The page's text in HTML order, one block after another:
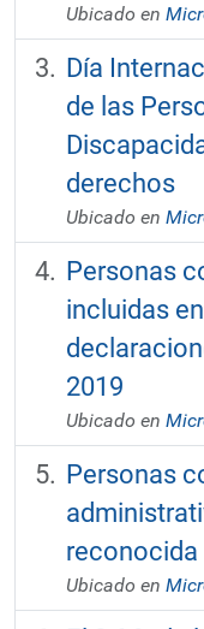
Ubicado en
Día
de las
derechos
Ubicado en
Personas
incluidas
2019
Ubicado en
Personas
reconocida
Ubicado en